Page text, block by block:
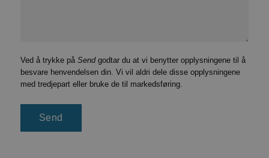
Ved å trykke på Sendgodtar du at vi benytter opplysningene til å
besvare henvendelsen din. Vi vil aldri dele disse opplysningene
med tredjepart eller bruke de til markedsføring.